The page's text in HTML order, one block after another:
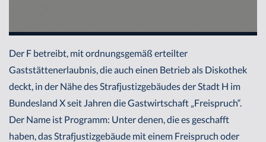
Der F betreibt, mit ordnungsgemäß erteilter
Gaststättenerlaubnis, die auch einen Betrieb als Diskothek
deckt, in der Nähe des Strafjustizgebäudes der Stadt H im
Bundesland X seit Jahren die Gastwirtschaft „Freispruch“.
Der Name ist Programm: Unter denen, die es geschafft
haben, das Strafjustizgebäude mit einem Freispruch oder